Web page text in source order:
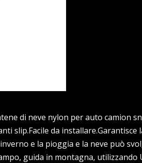
di neve nylon per auto camion
slip.Facile da
e la pioggia e la neve può
guida in montagna, utilizzando